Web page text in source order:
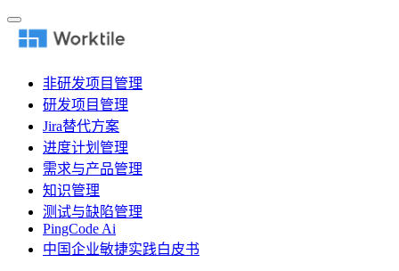
非研发项目管理
研发项目管理
Jira替代方案
进度计划管理
需求与产品管理
知识管理
测试与缺陷管理
PingCode Ai
中国企业敏捷实践白皮书